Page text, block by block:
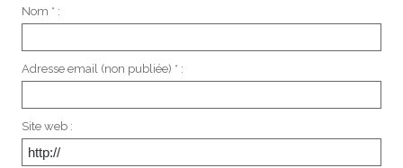
Nom * :
Adresse email (non publiée) * :
Site web :